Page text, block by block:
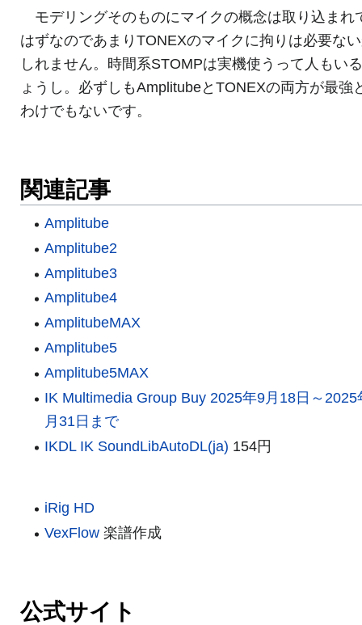
モデリングそのものにマイクの概念は取り込まれ
はずなのであまりTONEXのマイクに拘りは必要な
しれません。時間系STOMPは実機使うって人もい
ょうし。必ずしもAmplitubeとTONEXの両方が最強
わけでもないです。
関連記事
Amplitube
Amplitube2
Amplitube3
Amplitube4
AmplitubeMAX
Amplitube5
Amplitube5MAX
IK Multimedia Group Buy 2025年9月18日～2025
月31日まで
IKDL IK SoundLibAutoDL(ja) 154円
iRig HD
VexFlow楽譜作成
公式サイト